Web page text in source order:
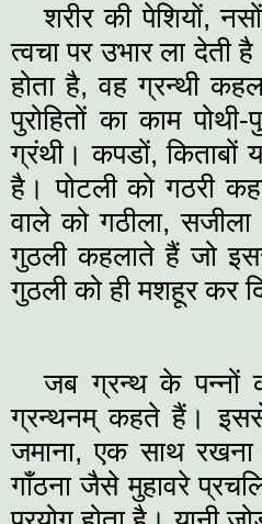
शरीर की पेशियों,
त्वचा पर उभार ला देती
होता है, वह ग्रन्थी
पुरोहितों का काम
ग्रंथी। कपडों, किताबों
है। पोटली को गठरी
वाले को गठीला,
गुठली कहलाते हैं जो
गुठली को ही मशहूर कर
जब ग्रन्थ के पन्नों
ग्रन्थनम् कहते हैं। इससे
जमाना, एक साथ
गाँठना जैसे मुहावरे